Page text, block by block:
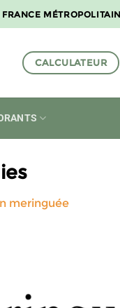
CALCULATEUR
meringuée